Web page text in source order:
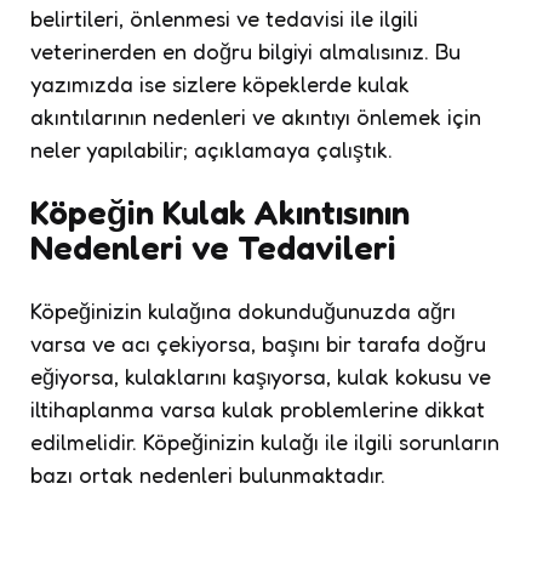
belirtileri, önlenmesi ve tedavisi ile ilgili
veterinerden en doğru bilgiyi almalısınız. Bu
yazımızda ise sizlere köpeklerde kulak
akıntılarının nedenleri ve akıntıyı önlemek için
neler yapılabilir; açıklamaya çalıştık.
Köpeğin Kulak Akıntısının
Nedenleri ve Tedavileri
Köpeğinizin kulağına dokunduğunuzda ağrı
varsa ve acı çekiyorsa, başını bir tarafa doğru
eğiyorsa, kulaklarını kaşıyorsa, kulak kokusu ve
iltihaplanma varsa kulak problemlerine dikkat
edilmelidir. Köpeğinizin kulağı ile ilgili sorunların
bazı ortak nedenleri bulunmaktadır.